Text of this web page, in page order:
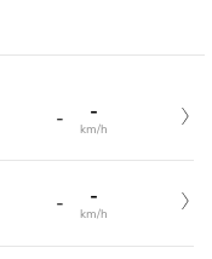
- -
km/h
- -
km/h